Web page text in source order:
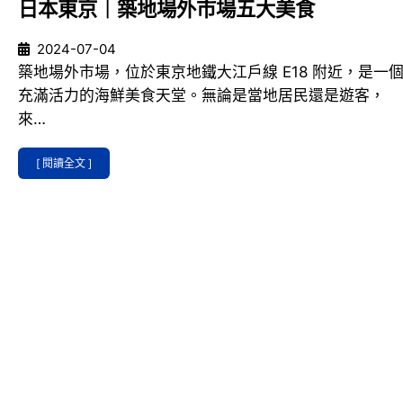
日本東京｜築地場外市場五大美食
2024-07-04
築地場外市場，位於東京地鐵大江戶線 E18 附近，是一個
充滿活力的海鮮美食天堂。無論是當地居民還是遊客，
來…
[ 閱讀全文 ]